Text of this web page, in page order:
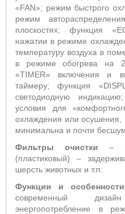
«FAN»; режим быстрого
режим
плоскостях; функция «
нажатии в режиме
температуру воздуха в
в режиме обогрева на
«TIMER» включения и
таймеру; функция «
светодиодную
условия для
охлаждения или осушения,
минимальна и почти
Фильтры очистки –
(пластиковый) –
шерсть животных и т.п.
Функции и особенности
современный
энергопотребление в